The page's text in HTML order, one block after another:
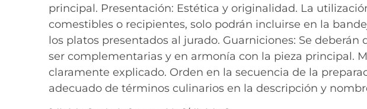
principal. Presentación: Estética y originalidad. La
comestibles o recipientes, solo podrán incluirse en la
los platos presentados al jurado. Guarniciones: Se
ser complementarias y en armonía con la pieza principal.
claramente explicado. Orden en la secuencia de la
adecuado de términos culinarios en la descripción y